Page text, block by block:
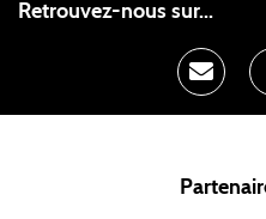
Retrouvez-nous sur...